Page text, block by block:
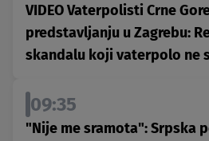
VIDEO Vaterpolisti Crne
predstavljanju u Zagrebu:
skandalu koji vaterpolo ne
09:35
"Nije me sramota": Srpska